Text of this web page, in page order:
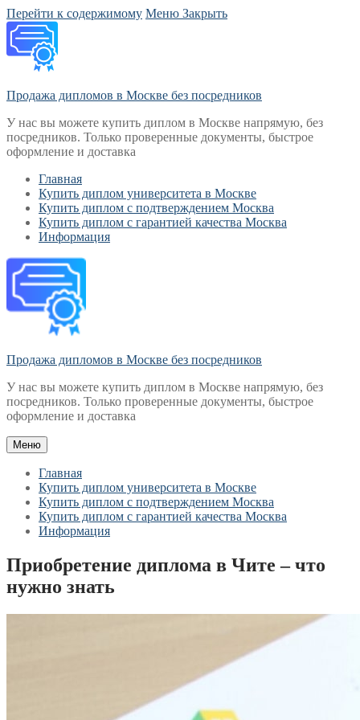
Перейти к содержимому Меню Закрыть
Продажа дипломов в Москве без посредников
У нас вы можете купить диплом в Москве напрямую, без
посредников. Только проверенные документы, быстрое
оформление и доставка
Главная
Купить диплом университета в Москве
Купить диплом с подтверждением Москва
Купить диплом с гарантией качества Москва
Информация
Продажа дипломов в Москве без посредников
У нас вы можете купить диплом в Москве напрямую, без
посредников. Только проверенные документы, быстрое
оформление и доставка
Меню
Главная
Купить диплом университета в Москве
Купить диплом с подтверждением Москва
Купить диплом с гарантией качества Москва
Информация
Приобретение диплома в Чите – что
нужно знать